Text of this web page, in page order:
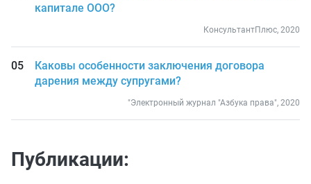
капитале ООО?
КонсультантПлюс, 2020
Каковы особенности заключения договора
дарения между супругами?
"Электронный журнал "Азбука права", 2020
Публикации: